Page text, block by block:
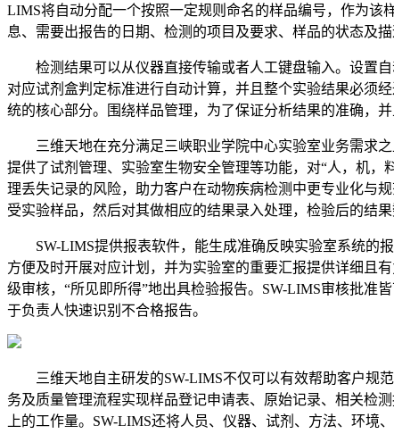
LIMS将自动分配一个按照一定规则命名的样品编号，作为
息、需要出报告的日期、检测的项目及要求、样品的状态及
检测结果可以从仪器直接传输或者人工键盘输入。设置自
对应试剂盒判定标准进行自动计算，并且整个实验结果必须
统的核心部分。围绕样品管理，为了保证分析结果的准确，
三维天地在充分满足三峡职业学院中心实验室业务需求之
提供了试剂管理、实验室生物安全管理等功能，对“人，机
理丢失记录的风险，助力客户在动物疾病检测中更专业化与
受实验样品，然后对其做相应的结果录入处理，检验后的结
SW-LIMS提供报表软件，能生成准确反映实验室系统的报
方便及时开展对应计划，并为实验室的重要汇报提供详细且
级审核，“所见即所得”地出具检验报告。SW-LIMS审核批准
于负责人快速识别不合格报告。
三维天地自主研发的SW-LIMS不仅可以有效帮助客户规范
务及质量管理流程实现样品登记申请表、原始记录、相关检
上的工作量。SW-LIMS还将人员、仪器、试剂、方法、环境